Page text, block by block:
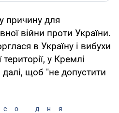
причину для
війни проти України.
в Україну і вибухи
території, у Кремлі
щоб "не допустити
дня